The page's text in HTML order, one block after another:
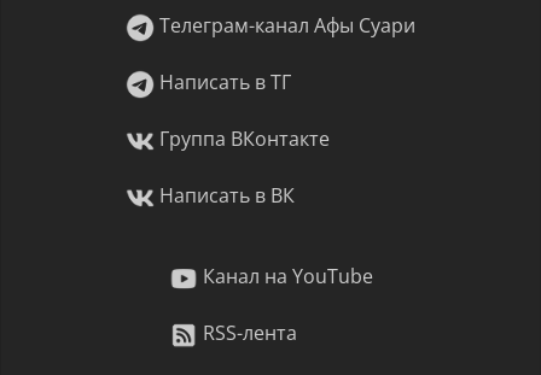
Телеграм-канал Афы Суари
Написать в ТГ
Группа ВКонтакте
Написать в ВК
Канал на YouTube
RSS-лента